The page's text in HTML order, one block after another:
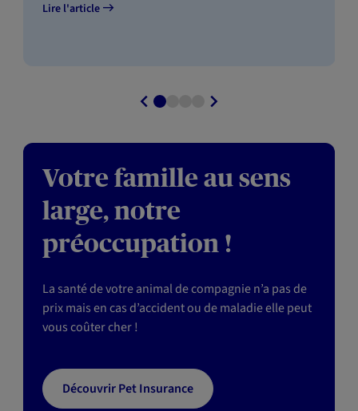
Lire l'article
Votre famille au sens
large, notre
préoccupation !
La santé de votre animal de compagnie n’a pas de
prix mais en cas d’accident ou de maladie elle peut
vous coûter cher !
Découvrir Pet Insurance